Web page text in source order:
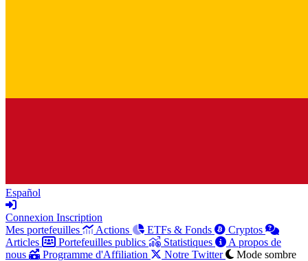
Español
Connexion Inscription
Mes portefeuilles
Actions ETFs & Fonds
Cryptos
Articles
Portefeuilles publics Statistiques
A propos de
nous
Programme d'Affiliation Notre Twitter Mode sombre